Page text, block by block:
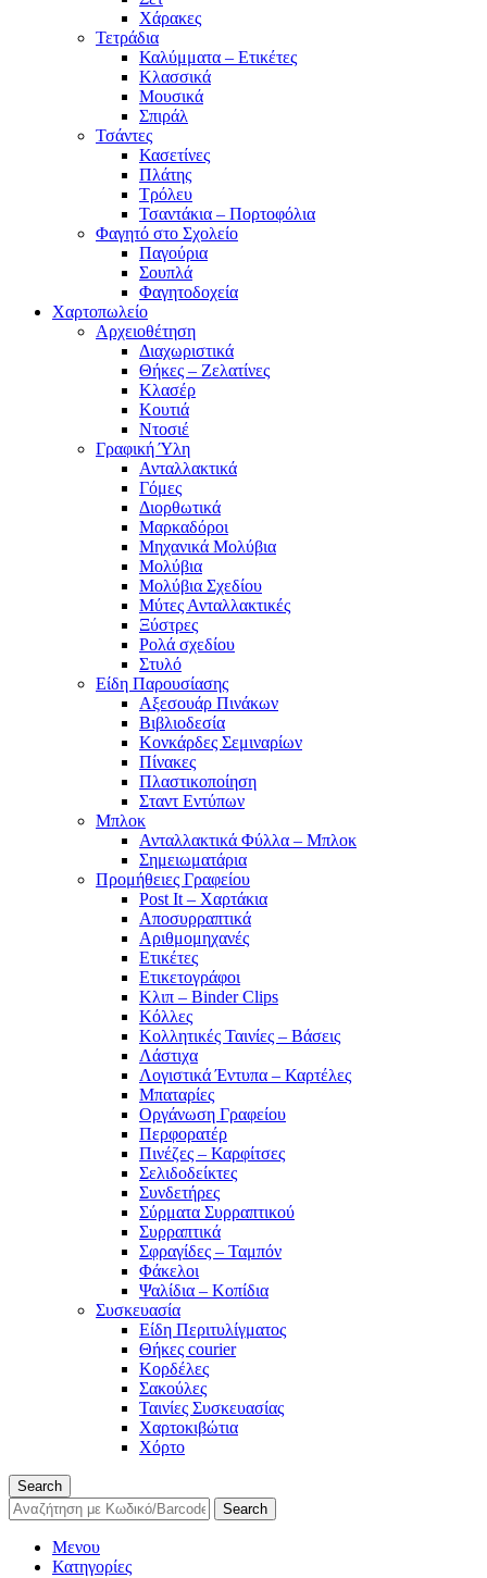
Χάρακες
Τετράδια
Καλύμματα – Ετικέτες
Κλασσικά
Μουσικά
Σπιράλ
Τσάντες
Κασετίνες
Πλάτης
Τρόλευ
Τσαντάκια – Πορτοφόλια
Φαγητό στο Σχολείο
Παγούρια
Σουπλά
Φαγητοδοχεία
Χαρτοπωλείο
Αρχειοθέτηση
Διαχωριστικά
Θήκες – Ζελατίνες
Κλασέρ
Κουτιά
Ντοσιέ
Γραφική Ύλη
Ανταλλακτικά
Γόμες
Διορθωτικά
Μαρκαδόροι
Μηχανικά Μολύβια
Μολύβια
Μολύβια Σχεδίου
Μύτες Ανταλλακτικές
Ξύστρες
Ρολά σχεδίου
Στυλό
Είδη Παρουσίασης
Αξεσουάρ Πινάκων
Βιβλιοδεσία
Κονκάρδες Σεμιναρίων
Πίνακες
Πλαστικοποίηση
Σταντ Εντύπων
Μπλοκ
Ανταλλακτικά Φύλλα – Μπλοκ
Σημειωματάρια
Προμήθειες Γραφείου
Post It – Χαρτάκια
Αποσυρραπτικά
Αριθμομηχανές
Ετικέτες
Ετικετογράφοι
Κλιπ – Binder Clips
Κόλλες
Κολλητικές Ταινίες – Βάσεις
Λάστιχα
Λογιστικά Έντυπα – Καρτέλες
Μπαταρίες
Οργάνωση Γραφείου
Περφορατέρ
Πινέζες – Καρφίτσες
Σελιδοδείκτες
Συνδετήρες
Σύρματα Συρραπτικού
Συρραπτικά
Σφραγίδες – Ταμπόν
Φάκελοι
Ψαλίδια – Κοπίδια
Συσκευασία
Είδη Περιτυλίγματος
Θήκες courier
Κορδέλες
Σακούλες
Ταινίες Συσκευασίας
Χαρτοκιβώτια
Χόρτο
Search
Search
Μενου
Κατηγορίες